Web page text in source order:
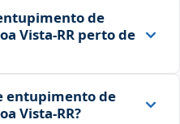
de
Vista‑RR perto de
entupimento de
Vista‑RR?